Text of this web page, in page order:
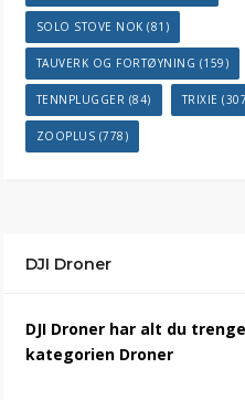
SOLO STOVE NOK (81)
TAUVERK OG FORTØYNING (159)
TENNPLUGGER (84) TRIXIE
ZOOPLUS (778)
DJI Droner
DJI Droner har alt du
kategorien Droner